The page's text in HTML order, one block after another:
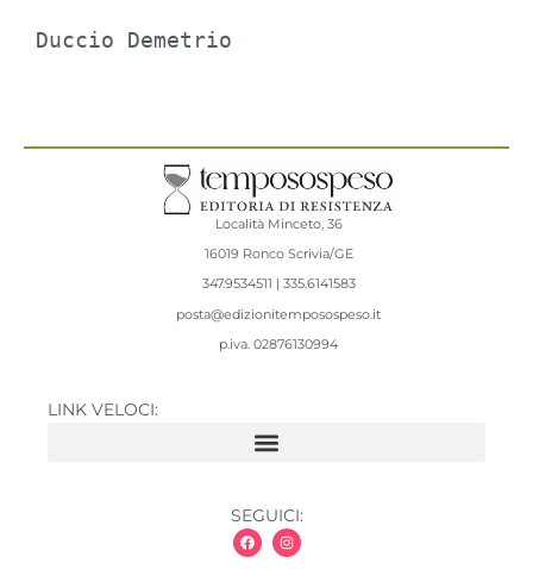
Duccio Demetrio
Località Minceto, 36
16019 Ronco Scrivia/GE
347.9534511 | 335.6141583
posta@edizionitemposospeso.it
p.iva. 02876130994
LINK VELOCI:
SEGUICI: